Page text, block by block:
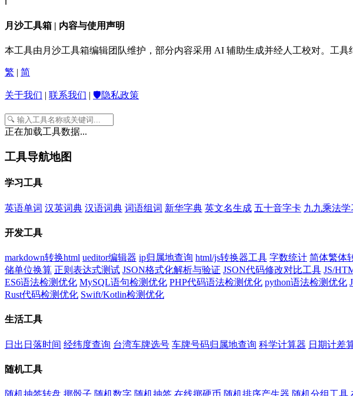
月沙工具箱 | 内容与使用声明
本工具由月沙工具箱编辑团队维护，部分内容采用 AI 辅助生成并经人工校对。工具
繁 | 简
关于我们 | 联系我们 | 🛡️隐私政策
正在加载工具数据...
工具导航地图
学习工具
英语单词 汉英词典 汉语词典 词语组词 新华字典 英文名生成 五十音字卡 九九乘法学
开发工具
markdown转换html ueditor编辑器 ip归属地查询 html/js转换器工具 字数统计 简体繁体
储单位换算 正则表达式测试 JSON格式化解析与验证 JSON代码修改对比工具 JS/
ES6语法检测优化 MySQL语句检测优化 PHP代码语法检测优化 python语法检测优化
Rust代码检测优化 Swift/Kotlin检测优化
生活工具
日出日落时间 经纬度查询 台湾车牌选号 车牌号码归属地查询 科学计算器 日期计差
随机工具